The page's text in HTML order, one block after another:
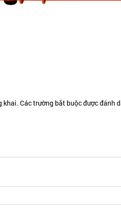
Các trường bắt buộc được đánh